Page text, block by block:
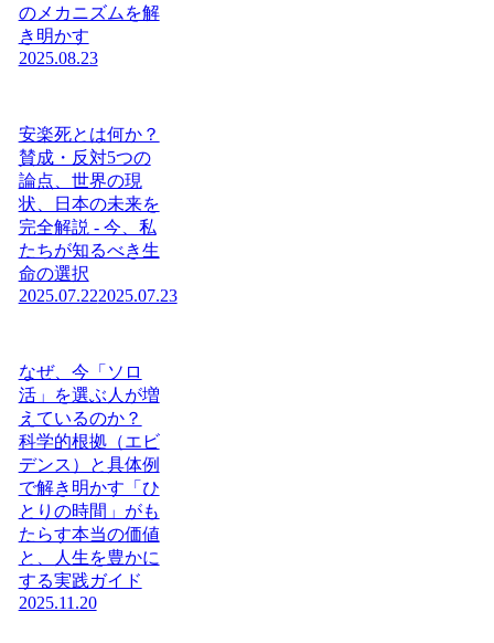
のメカニズムを解
き明かす
2025.08.23
安楽死とは何か？
賛成・反対5つの
論点、世界の現
状、日本の未来を
完全解説 - 今、私
たちが知るべき生
命の選択
2025.07.222025.07.23
なぜ、今「ソロ
活」を選ぶ人が増
えているのか？
科学的根拠（エビ
デンス）と具体例
で解き明かす「ひ
とりの時間」がも
たらす本当の価値
と、人生を豊かに
する実践ガイド
2025.11.20